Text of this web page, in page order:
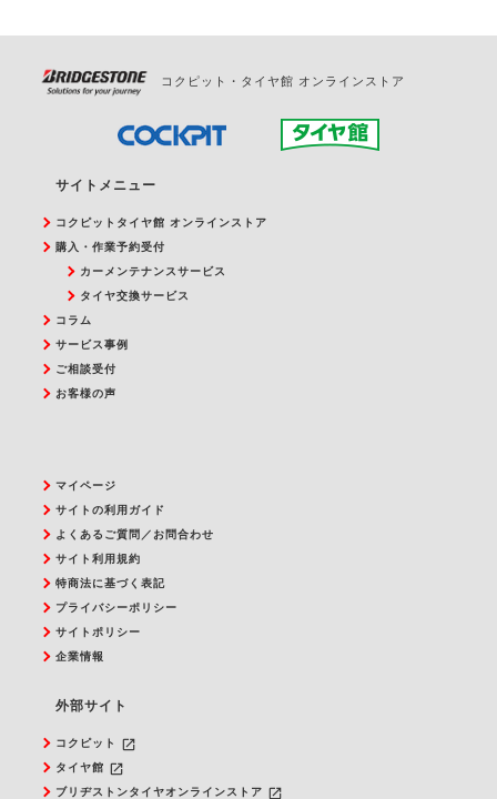
コクピット・タイヤ館 オンラインストア
サイトメニュー
コクピットタイヤ館 オンラインストア
購入・作業予約受付
カーメンテナンスサービス
タイヤ交換サービス
コラム
サービス事例
ご相談受付
お客様の声
マイページ
サイトの利用ガイド
よくあるご質問／お問合わせ
サイト利用規約
特商法に基づく表記
プライバシーポリシー
サイトポリシー
企業情報
外部サイト
コクピット launch
タイヤ館 launch
ブリヂストンタイヤオンラインストア launch